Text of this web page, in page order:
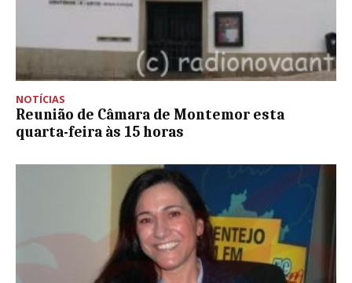
NOTÍCIAS
Reunião de Câmara de Montemor esta
quarta-feira às 15 horas